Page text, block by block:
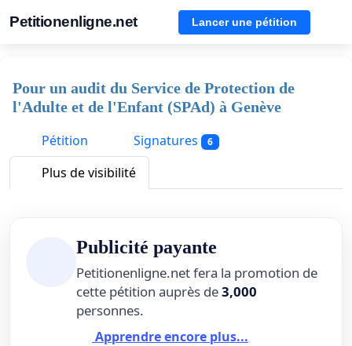
Petitionenligne.net Lancer une pétition
Pour un audit du Service de Protection de
l'Adulte et de l'Enfant (SPAd) à Genève
Pétition
Signatures 6
Plus de visibilité
Publicité payante
Petitionenligne.net fera la promotion de
cette pétition auprès de3,000
personnes.
Apprendre encore plus...